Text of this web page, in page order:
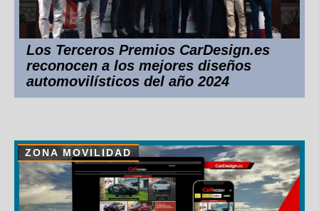
Los Terceros Premios CarDesign.es
reconocen a los mejores diseños
automovilísticos del año 2024
ZONA MOVILIDAD